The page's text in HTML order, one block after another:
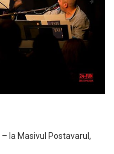
– la Masivul Postavarul,